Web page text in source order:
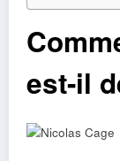
est-il